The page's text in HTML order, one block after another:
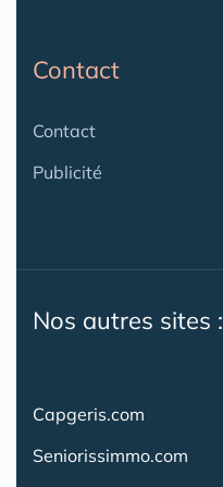
Contact
Contact
Publicité
Nos autres sites :
Capgeris.com
Seniorissimmo.com